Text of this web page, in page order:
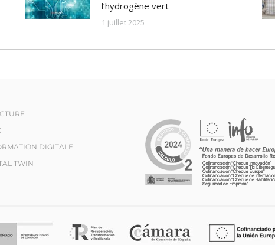
l’hydrogène vert
1 juillet 2025
DIGITALE
TWIN